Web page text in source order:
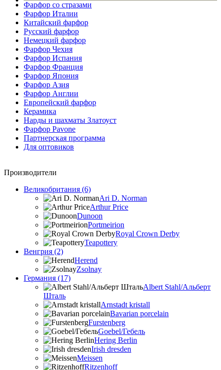
Фарфор со стразами
Фарфор Италии
Китайский фарфор
Русский фарфор
Немецкий фарфор
Фарфор Чехия
Фарфор Испания
Фарфор Франция
Фарфор Япония
Фарфор Азия
Фарфор Англии
Европейский фарфор
Керамика
Нарды и шахматы Златоуст
Фарфор Pavone
Партнерская программа
Для оптовиков
Производители
Великобритания (6)
Ari D. Norman
Arthur Price
Dunoon
Portmeirion
Royal Crown Derby
Teapottery
Венгрия (2)
Herend
Zsolnay
Германия (17)
Albert Stahl/Альбеpт
Шталь
Arnstadt kristall
Bavarian porcelain
Furstenberg
Goebel/Гебель
Hering Berlin
Irish dresden
Meissen
Ritzenhoff